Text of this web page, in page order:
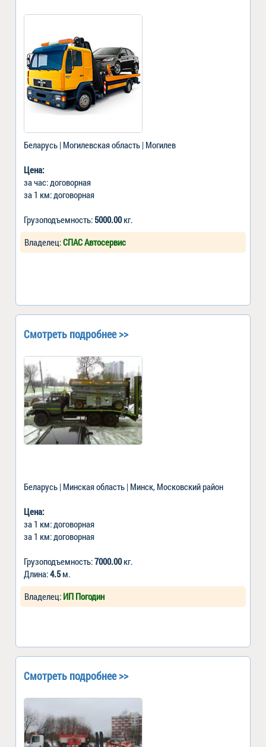
Беларусь | Могилевская область | Могилев
Цена:
за час: договорная
за 1 км: договорная
Грузоподъемность: 5000.00кг.
Владелец:СПАС Автосервис
Смотреть подробнее >>
Беларусь | Минская область | Минск, Московский район
Цена:
за 1 км: договорная
за 1 км: договорная
Грузоподъемность:7000.00кг.
Длина:4.5м.
Владелец: ИП Погодин
Смотреть подробнее >>